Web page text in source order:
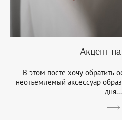
Акцент
В этом посте хочу обратить
неотъемлемый аксессуар
дня...